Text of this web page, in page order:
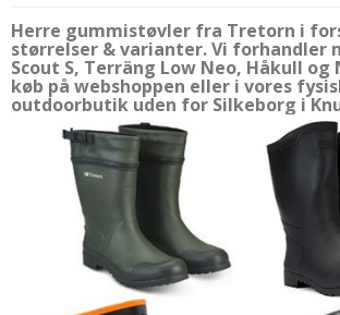
Herre gummistøvler fra Tretorn i
størrelser & varianter. Vi forhandler
Scout S, Terräng Low Neo, Håkull og
køb på webshoppen eller i vores
outdoorbutik uden for Silkeborg i